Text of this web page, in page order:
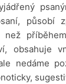
působí
obsahuje
nedáme